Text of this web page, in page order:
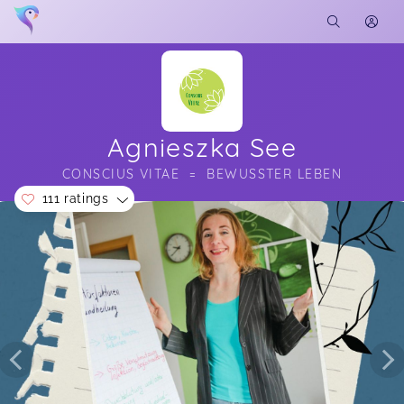
Agnieszka See
CONSCIUS VITAE  =  BEWUSSTER LEBEN
Soon you will learn more about me here...
111 ratings
Der Vortrag war wieder extrem komplex und
tiefgründig. Dankeschön
Die Haut – Spiegel der Innenwelt
Franziska, Jul 14
Ganz beseelt und voll bestem Input bin ich von
diesem Seminar zurückgekehrt... Hildegard von
Bingen, eine Frau, die mich tief beeindruckt und
85 more ratings...
Show all ratings